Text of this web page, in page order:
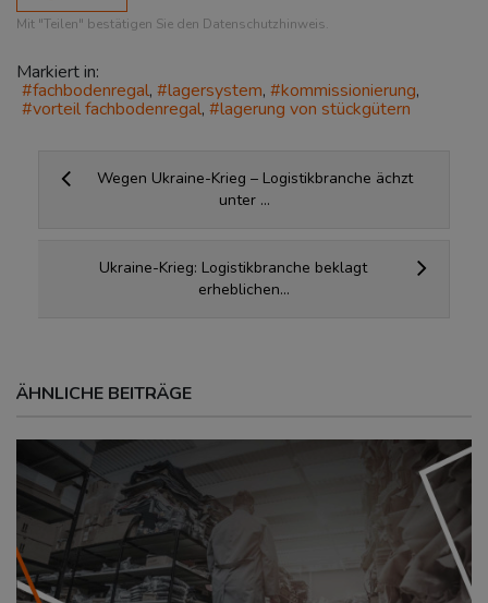
Mit "Teilen" bestätigen Sie den Datenschutzhinweis.
Markiert in:
fachbodenregal lagersystem kommissionierung
vorteil fachbodenregal lagerung von stückgütern
Wegen Ukraine-Krieg – Logistikbranche ächzt
unter ...
Ukraine-Krieg: Logistikbranche beklagt
erheblichen...
ÄHNLICHE BEITRÄGE